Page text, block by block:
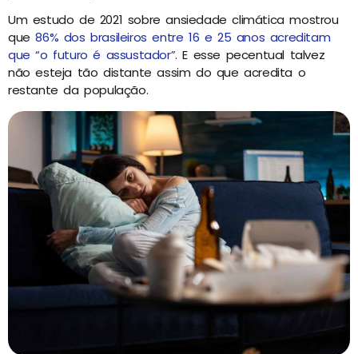
Um estudo de 2021 sobre ansiedade climática mostrou
que86% dos brasileiros entre 16 e 25 anos acreditam
que “o futuro é assustador”. E esse pecentual talvez
não esteja tão distante assim do que acredita o
restante da população.